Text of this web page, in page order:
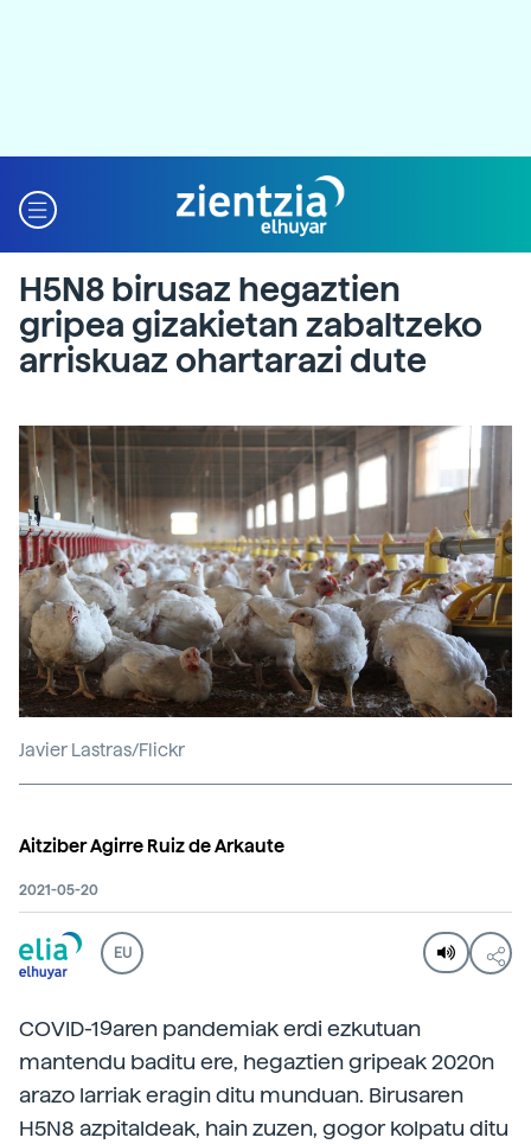
H5N8 birusaz hegaztien
gripea gizakietan zabaltzeko
arriskuaz ohartarazi dute
Javier Lastras/Flickr
Aitziber Agirre Ruiz de Arkaute
2021-05-20
EU
COVID-19aren pandemiak erdi ezkutuan
mantendu baditu ere, hegaztien gripeak 2020n
arazo larriak eragin ditu munduan. Birusaren
H5N8 azpitaldeak, hain zuzen, gogor kolpatu ditu